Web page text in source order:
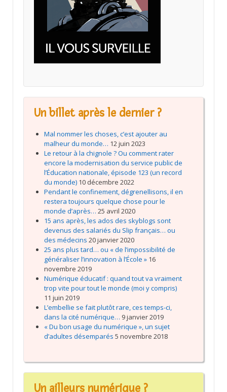
Un billet après le dernier ?
Mal nommer les choses, c’est ajouter au
malheur du monde… 12 juin 2023
Le retour à la chignole ? Ou comment rater
encore la modernisation du service public de
l’Éducation nationale, épisode 123 (un record
du monde) 10 décembre 2022
Pendant le confinement, dégrenellisons, il en
restera toujours quelque chose pour le
monde d’après… 25 avril 2020
15 ans après, les ados des skyblogs sont
devenus des salariés du Slip français… ou
des médecins 20 janvier 2020
25 ans plus tard… ou « de l’impossibilité de
généraliser l’innovation à l’École » 16
novembre 2019
Numérique éducatif : quand tout va vraiment
trop vite pour tout le monde (moi y compris)
11 juin 2019
L’embellie se fait plutôt rare, ces temps-ci,
dans la cité numérique… 9 janvier 2019
« Du bon usage du numérique », un sujet
d’adultes désemparés 5 novembre 2018
Un ailleurs numérique ?